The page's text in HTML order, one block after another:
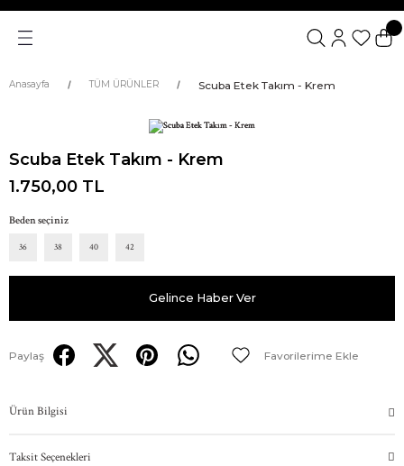
Anasayfa TÜM ÜRÜNLER Scuba Etek Takım - Krem
Scuba Etek Takım - Krem
1.750,00 TL
Beden seçiniz
36 38 40 42
Gelince Haber Ver
Paylaş
Ürün Bilgisi
Taksit Seçenekleri